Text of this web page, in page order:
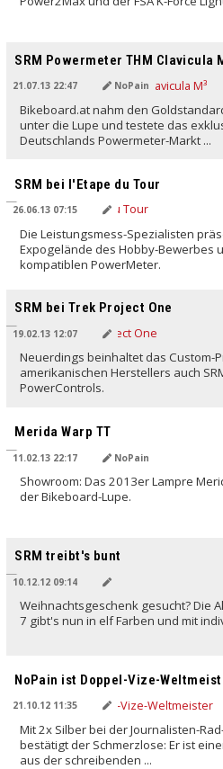
SRM Powermeter THM Clavicula
21.07.13 22:47 NoPain
Bikeboard.at nahm den
unter die Lupe und testete das
Deutschlands Powermeter-Markt ...
SRM bei l'Etape du Tour
26.06.13 07:15
Die Leistungsmess-Spezialisten
Expogelände des Hobby-Bewerbes
kompatiblen PowerMeter.
SRM bei Trek Project One
19.02.13 12:07
Neuerdings beinhaltet das Custom-
amerikanischen Herstellers auch
PowerControls.
Merida Warp TT
11.02.13 22:17 NoPain
Showroom: Das 2013er Lampre
der Bikeboard-Lupe.
SRM treibt's bunt
10.12.12 09:14
Weihnachtsgeschenk gesucht? Die
7 gibt's nun in elf Farben und mit
NoPain ist Doppel-Vize-
21.10.12 11:35
Mit 2x Silber bei der Journalisten-
bestätigt der Schmerzlose: Er ist
aus der schreibenden ...